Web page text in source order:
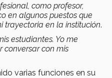
como profesor,
en algunos puestos que
trayectoria en la institución.
estudiantes. Yo me
conversar con mis
varias funciones en su